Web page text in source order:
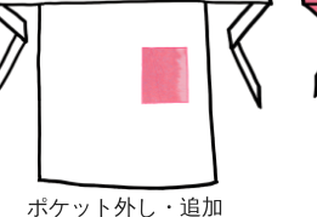
ポケット外し・追加